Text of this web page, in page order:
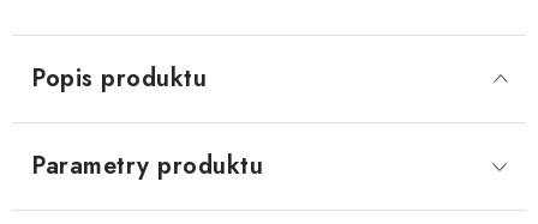
Popis produktu
Parametry produktu